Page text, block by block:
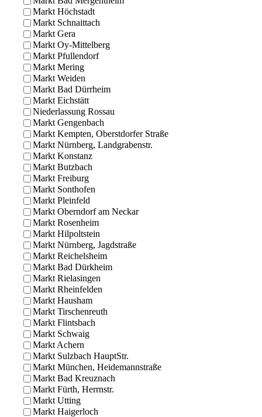
Markt Höchstadt
Markt Schnaittach
Markt Gera
Markt Oy-Mittelberg
Markt Pfullendorf
Markt Mering
Markt Weiden
Markt Bad Dürrheim
Markt Eichstätt
Niederlassung Rossau
Markt Gengenbach
Markt Kempten, Oberstdorfer Straße
Markt Nürnberg, Landgrabenstr.
Markt Konstanz
Markt Butzbach
Markt Freiburg
Markt Sonthofen
Markt Pleinfeld
Markt Oberndorf am Neckar
Markt Rosenheim
Markt Hilpoltstein
Markt Nürnberg, Jagdstraße
Markt Reichelsheim
Markt Bad Dürkheim
Markt Rielasingen
Markt Rheinfelden
Markt Hausham
Markt Tirschenreuth
Markt Flintsbach
Markt Schwaig
Markt Achern
Markt Sulzbach HauptStr.
Markt München, Heidemannstraße
Markt Bad Kreuznach
Markt Fürth, Herrnstr.
Markt Utting
Markt Haigerloch